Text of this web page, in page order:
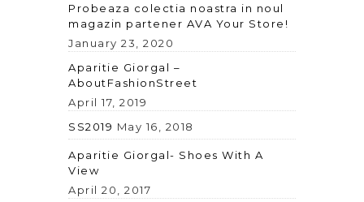
Probeaza colectia noastra in noul
magazin partener AVA Your Store!
January 23, 2020
Aparitie Giorgal –
AboutFashionStreet
April 17, 2019
SS2019 May 16, 2018
Aparitie Giorgal- Shoes With A
View
April 20, 2017